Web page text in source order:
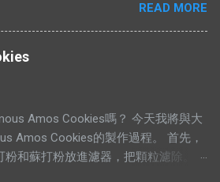
有市無價？ 至於其他人怎樣詮釋這兩
你們自己Google以下就知道了，我在
點。 網絡流行的解釋不符合邏輯。 在
有些解釋把“有價無市”的“價”，解釋為
是說有人願意出高價，卻沒有供
按照這個邏輯，“有市無價”就等於有
無高價。如果是這樣解釋的話，就不
READ MORE
Amos Cookies嗎？ 今天我將與大
Amos Cookies的製作過程。 首先，
粉和蘇打粉放進濾器，把顆粒濾除。